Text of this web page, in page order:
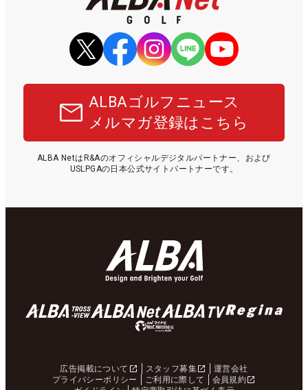
ALBAゴルフニュース
メルマガ登録はこちら
ALBA NetはR&Aのオフィシャルデジタルパートナー、および
USLPGAの日本公式サイトパートナーです。
広告掲載について スタッフ募集
運営会社
プライバシーポリシー
ご利用に際して
会員規約